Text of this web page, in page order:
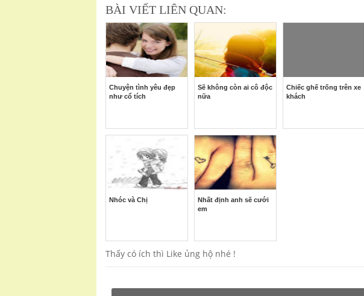
BÀI VIẾT LIÊN QUAN:
Chuyện tình yêu đẹp
như cổ tích
Sẽ không còn ai cô độc
nữa
Chiếc ghế trống trên xe
khách
Nhóc và Chị
Nhất định anh sẽ cưới
em
Thấy có ích thì Like ủng hộ nhé !